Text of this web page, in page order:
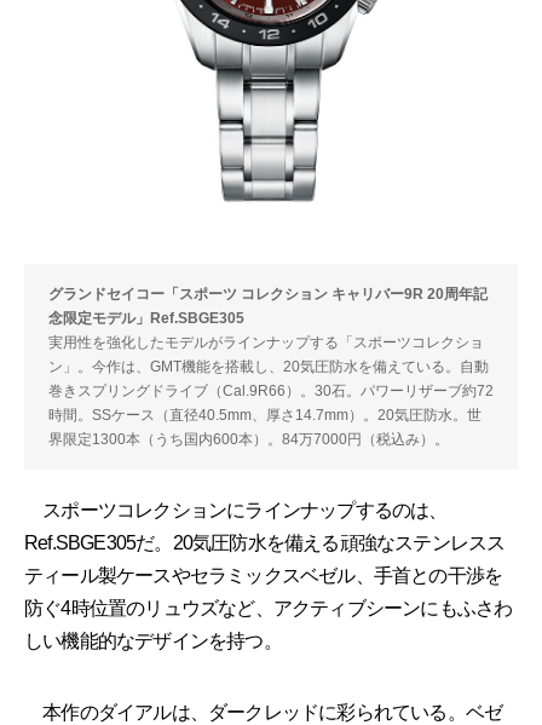
グランドセイコー「スポーツ コレクション キャリバー9R 20周年記
念限定モデル」Ref.SBGE305
実用性を強化したモデルがラインナップする「スポーツコレクショ
ン」。今作は、GMT機能を搭載し、20気圧防水を備えている。自動
巻きスプリングドライブ（Cal.9R66）。30石。パワーリザーブ約72
時間。SSケース（直径40.5mm、厚さ14.7mm）。20気圧防水。世
界限定1300本（うち国内600本）。84万7000円（税込み）。
スポーツコレクションにラインナップするのは、
Ref.SBGE305だ。20気圧防水を備える頑強なステンレスス
ティール製ケースやセラミックスベゼル、手首との干渉を
防ぐ4時位置のリュウズなど、アクティブシーンにもふさわ
しい機能的なデザインを持つ。
本作のダイアルは、ダークレッドに彩られている。ベゼ